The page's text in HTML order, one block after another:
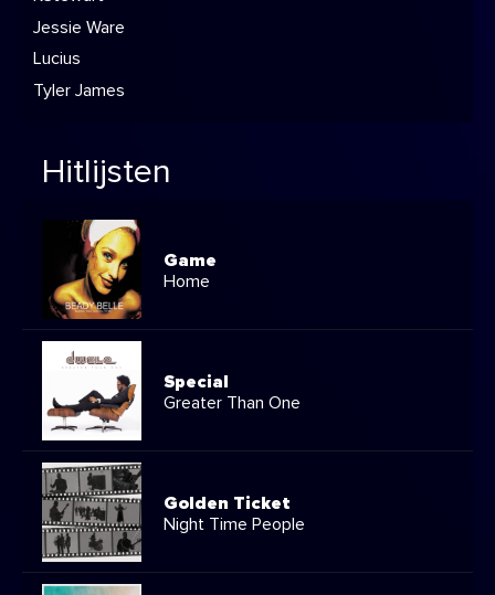
Jessie Ware
Lucius
Tyler James
Hitlijsten
Game
Home
Special
Greater Than One
Golden Ticket
Night Time People